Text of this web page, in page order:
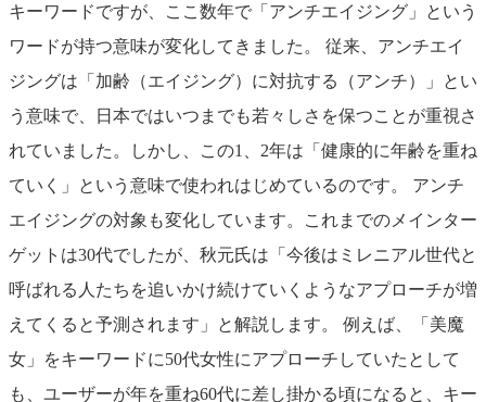
キーワードですが、ここ数年で「アンチエイジング」という
ワードが持つ意味が変化してきました。 従来、アンチエイ
ジングは「加齢（エイジング）に対抗する（アンチ）」とい
う意味で、日本ではいつまでも若々しさを保つことが重視さ
れていました。しかし、この1、2年は「健康的に年齢を重ね
ていく」という意味で使われはじめているのです。 アンチ
エイジングの対象も変化しています。これまでのメインター
ゲットは30代でしたが、秋元氏は「今後はミレニアル世代と
呼ばれる人たちを追いかけ続けていくようなアプローチが増
えてくると予測されます」と解説します。 例えば、「美魔
女」をキーワードに50代女性にアプローチしていたとして
も、ユーザーが年を重ね60代に差し掛かる頃になると、キー